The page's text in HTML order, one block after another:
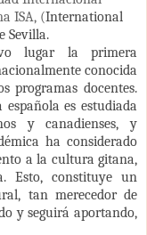
ISA, (International
Sevilla.
lugar la primera
conocida
programas docentes.
es estudiada
y canadienses, y
ha considerado
a la cultura gitana,
Esto, constituye un
tan merecedor de
y seguirá aportando,